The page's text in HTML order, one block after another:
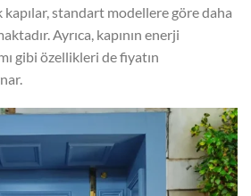
standart modellere göre daha
Ayrıca, kapının enerji
gibi özellikleri de fiyatın